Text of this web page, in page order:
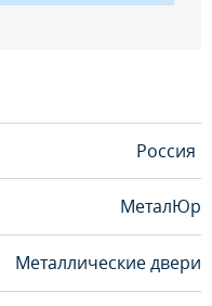
Россия
МеталЮр
Металлические двери